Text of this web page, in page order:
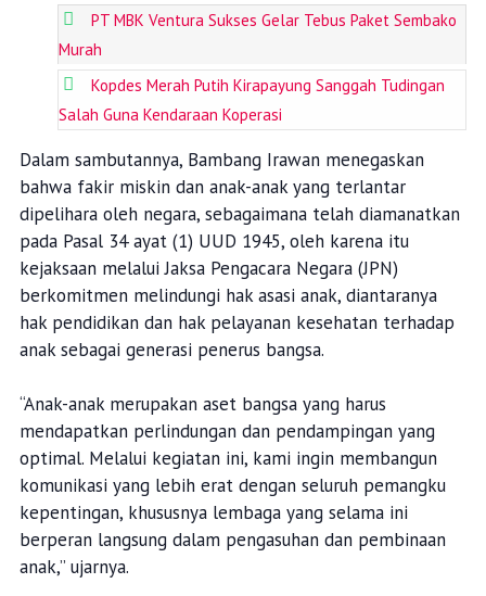
PT MBK Ventura Sukses Gelar Tebus Paket Sembako
Murah
Kopdes Merah Putih Kirapayung Sanggah Tudingan
Salah Guna Kendaraan Koperasi
Dalam sambutannya, Bambang Irawan menegaskan
bahwa fakir miskin dan anak-anak yang terlantar
dipelihara oleh negara, sebagaimana telah diamanatkan
pada Pasal 34 ayat (1) UUD 1945, oleh karena itu
kejaksaan melalui Jaksa Pengacara Negara (JPN)
berkomitmen melindungi hak asasi anak, diantaranya
hak pendidikan dan hak pelayanan kesehatan terhadap
anak sebagai generasi penerus bangsa.
“Anak-anak merupakan aset bangsa yang harus
mendapatkan perlindungan dan pendampingan yang
optimal. Melalui kegiatan ini, kami ingin membangun
komunikasi yang lebih erat dengan seluruh pemangku
kepentingan, khususnya lembaga yang selama ini
berperan langsung dalam pengasuhan dan pembinaan
anak,” ujarnya.